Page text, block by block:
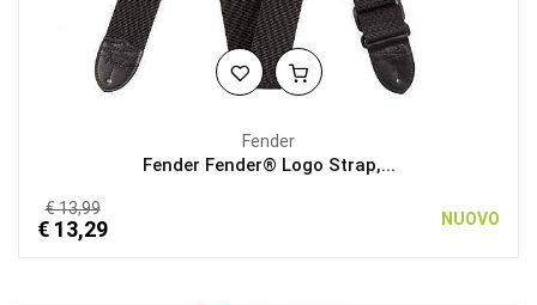
Fender
Fender Fender® Logo Strap,...
€ 13,99
€ 13,29 NUOVO